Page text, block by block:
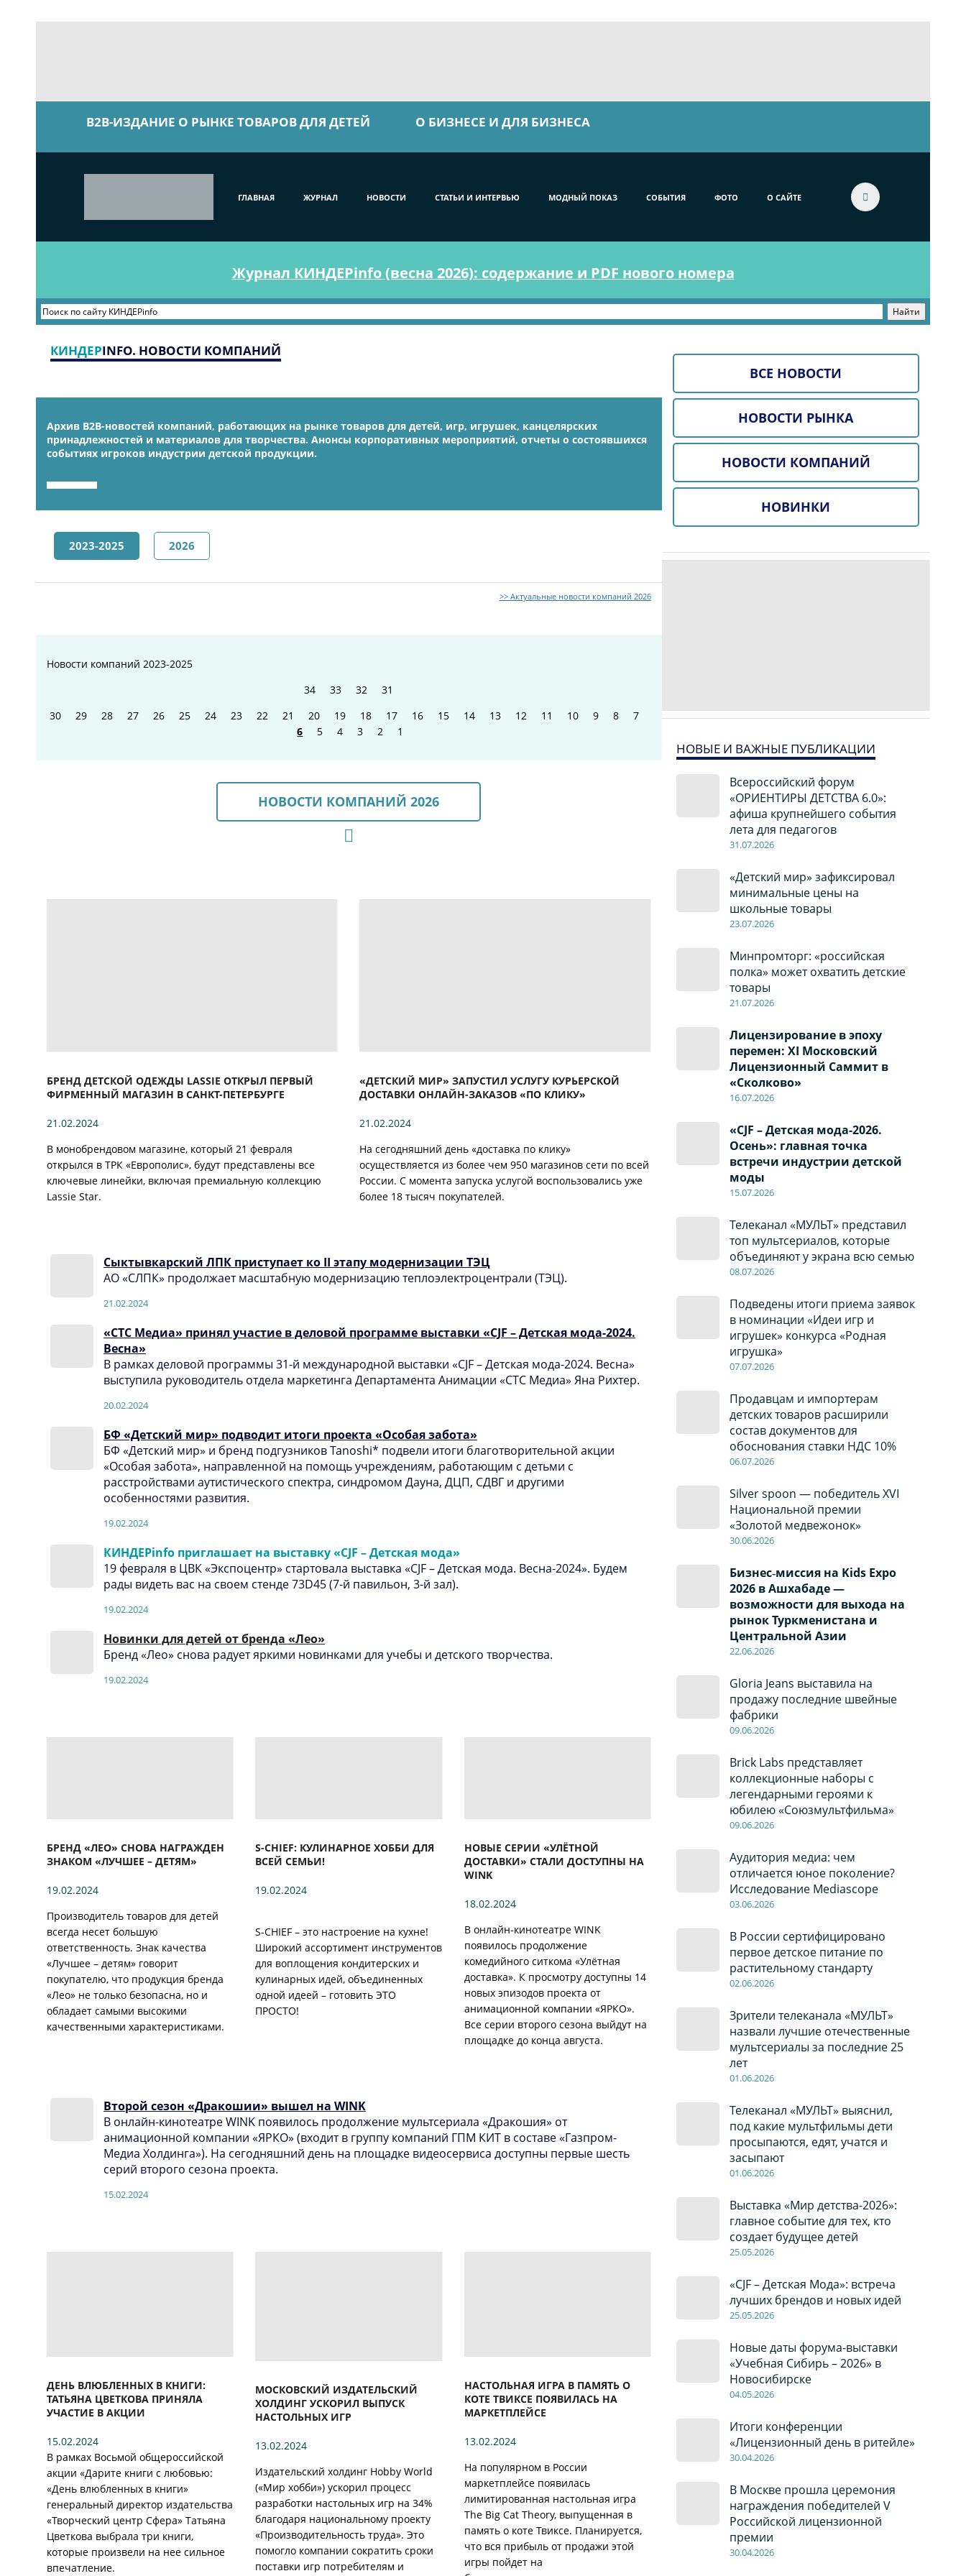
B2B-ИЗДАНИЕ О РЫНКЕ ТОВАРОВ ДЛЯ ДЕТЕЙ О БИЗНЕСЕ И ДЛЯ БИЗНЕСА
ГЛАВНАЯ ЖУРНАЛ НОВОСТИ СТАТЬИ И ИНТЕРВЬЮ МОДНЫЙ ПОКАЗ СОБЫТИЯ ФОТО О САЙТЕ
Журнал КИНДЕРinfo (весна 2026): содержание и PDF нового номера
ВСЕ НОВОСТИ
НОВОСТИ РЫНКА
НОВОСТИ КОМПАНИЙ
НОВИНКИ
НОВЫЕ И ВАЖНЫЕ ПУБЛИКАЦИИ
Всероссийский форум
«ОРИЕНТИРЫ ДЕТСТВА 6.0»:
афиша крупнейшего события
лета для педагогов
31.07.2026
«Детский мир» зафиксировал
минимальные цены на
школьные товары
23.07.2026
Минпромторг: «российская
полка» может охватить детские
товары
21.07.2026
Лицензирование в эпоху
перемен: XI Московский
Лицензионный Саммит в
«Сколково»
16.07.2026
«CJF – Детская мода-2026.
Осень»: главная точка
встречи индустрии детской
моды
15.07.2026
Телеканал «МУЛЬТ» представил
топ мультсериалов, которые
объединяют у экрана всю семью
08.07.2026
Подведены итоги приема заявок
в номинации «Идеи игр и
игрушек» конкурса «Родная
игрушка»
07.07.2026
Продавцам и импортерам
детских товаров расширили
состав документов для
обоснования ставки НДС 10%
06.07.2026
Silver spoon — победитель XVI
Национальной премии
«Золотой медвежонок»
30.06.2026
Бизнес‑миссия на Kids Expo
2026 в Ашхабаде —
возможности для выхода на
рынок Туркменистана и
Центральной Азии
22.06.2026
Gloria Jeans выставила на
продажу последние швейные
фабрики
09.06.2026
Brick Labs представляет
коллекционные наборы с
легендарными героями к
юбилею «Союзмультфильма»
09.06.2026
Аудитория медиа: чем
отличается юное поколение?
Исследование Mediascope
03.06.2026
В России сертифицировано
первое детское питание по
растительному стандарту
02.06.2026
Зрители телеканала «МУЛЬТ»
назвали лучшие отечественные
мультсериалы за последние 25
лет
01.06.2026
Телеканал «МУЛЬТ» выяснил,
под какие мультфильмы дети
просыпаются, едят, учатся и
засыпают
01.06.2026
Выставка «Мир детства-2026»:
главное событие для тех, кто
создает будущее детей
25.05.2026
«CJF – Детская Мода»: встреча
лучших брендов и новых идей
25.05.2026
Новые даты форума-выставки
«Учебная Сибирь – 2026» в
Новосибирске
04.05.2026
Итоги конференции
«Лицензионный день в ритейле»
30.04.2026
В Москве прошла церемония
награждения победителей V
Российской лицензионной
премии
30.04.2026
КИНДЕРINFO. НОВОСТИ КОМПАНИЙ
Архив B2B-новостей компаний, работающих на рынке товаров для детей, игр, игрушек, канцелярских
принадлежностей и материалов для творчества. Анонсы корпоративных мероприятий, отчеты о состоявшихся
событиях игроков индустрии детской продукции.
2023-2025 2026
>> Актуальные новости компаний 2026
Новости компаний2023-2025
34
33 32
31
30
29 28 27 26 25 24 23 22 21 20 19 18 17 16 15 14 13 12 11 10 9 8
7
6
5 4 3 2 1
НОВОСТИ КОМПАНИЙ 2026
БРЕНД ДЕТСКОЙ ОДЕЖДЫ LASSIE ОТКРЫЛ ПЕРВЫЙ
ФИРМЕННЫЙ МАГАЗИН В САНКТ-ПЕТЕРБУРГЕ
21.02.2024
В монобрендовом магазине, который 21 февраля
открылся в ТРК «Европолис», будут представлены все
ключевые линейки, включая премиальную коллекцию
Lassie Star.
«ДЕТСКИЙ МИР» ЗАПУСТИЛ УСЛУГУ КУРЬЕРСКОЙ
ДОСТАВКИ ОНЛАЙН-ЗАКАЗОВ «ПО КЛИКУ»
21.02.2024
На сегодняшний день «доставка по клику»
осуществляется из более чем 950 магазинов сети по всей
России. С момента запуска услугой воспользовались уже
более 18 тысяч покупателей.
Сыктывкарский ЛПК приступает ко II этапу модернизации ТЭЦ
АО «СЛПК» продолжает масштабную модернизацию теплоэлектроцентрали (ТЭЦ).
21.02.2024
«СТС Медиа» принял участие в деловой программе выставки «CJF – Детская мода-2024.
Весна»
В рамках деловой программы 31-й международной выставки «CJF – Детская мода-2024. Весна»
выступила руководитель отдела маркетинга Департамента Анимации «СТС Медиа» Яна Рихтер.
20.02.2024
БФ «Детский мир» подводит итоги проекта «Особая забота»
БФ «Детский мир» и бренд подгузников Tanoshi* подвели итоги благотворительной акции
«Особая забота», направленной на помощь учреждениям, работающим с детьми с
расстройствами аутистического спектра, синдромом Дауна, ДЦП, СДВГ и другими
особенностями развития.
19.02.2024
КИНДЕРinfo приглашает на выставку «CJF – Детская мода»
19 февраля в ЦВК «Экспоцентр» стартовала выставка «CJF – Детская мода. Весна-2024». Будем
рады видеть вас на своем стенде 73D45 (7-й павильон, 3-й зал).
19.02.2024
Новинки для детей от бренда «Лео»
Бренд «Лео» снова радует яркими новинками для учебы и детского творчества.
19.02.2024
БРЕНД «ЛЕО» СНОВА НАГРАЖДЕН
ЗНАКОМ «ЛУЧШЕЕ – ДЕТЯМ»
19.02.2024
Производитель товаров для детей
всегда несет большую
ответственность. Знак качества
«Лучшее – детям» говорит
покупателю, что продукция бренда
«Лео» не только безопасна, но и
обладает самыми высокими
качественными характеристиками.
S-CHIEF: КУЛИНАРНОЕ ХОББИ ДЛЯ
ВСЕЙ СЕМЬИ!
19.02.2024
S-CHIEF – это настроение на кухне!
Широкий ассортимент инструментов
для воплощения кондитерских и
кулинарных идей, объединенных
одной идеей – готовить ЭТО
ПРОСТО!
НОВЫЕ СЕРИИ «УЛЁТНОЙ
ДОСТАВКИ» СТАЛИ ДОСТУПНЫ НА
WINK
18.02.2024
В онлайн-кинотеатре WINK
появилось продолжение
комедийного ситкома «Улётная
доставка». К просмотру доступны 14
новых эпизодов проекта от
анимационной компании «ЯРКО».
Все серии второго сезона выйдут на
площадке до конца августа.
Второй сезон «Дракошии» вышел на WINK
В онлайн-кинотеатре WINK появилось продолжение мультсериала «Дракошия» от
анимационной компании «ЯРКО» (входит в группу компаний ГПМ КИТ в составе «Газпром-
Медиа Холдинга»). На сегодняшний день на площадке видеосервиса доступны первые шесть
серий второго сезона проекта.
15.02.2024
ДЕНЬ ВЛЮБЛЕННЫХ В КНИГИ:
ТАТЬЯНА ЦВЕТКОВА ПРИНЯЛА
УЧАСТИЕ В АКЦИИ
15.02.2024
В рамках Восьмой общероссийской
акции «Дарите книги с любовью:
«День влюбленных в книги»
генеральный директор издательства
«Творческий центр Сфера» Татьяна
Цветкова выбрала три книги,
которые произвели на нее сильное
впечатление.
МОСКОВСКИЙ ИЗДАТЕЛЬСКИЙ
ХОЛДИНГ УСКОРИЛ ВЫПУСК
НАСТОЛЬНЫХ ИГР
13.02.2024
Издательский холдинг Hobby World
(«Мир хобби») ускорил процесс
разработки настольных игр на 34%
благодаря национальному проекту
«Производительность труда». Это
помогло компании сократить сроки
поставки игр потребителям и
НАСТОЛЬНАЯ ИГРА В ПАМЯТЬ О
КОТЕ ТВИКСЕ ПОЯВИЛАСЬ НА
МАРКЕТПЛЕЙСЕ
13.02.2024
На популярном в России
маркетплейсе появилась
лимитированная настольная игра
The Big Cat Theory, выпущенная в
память о коте Твиксе. Планируется,
что вся прибыль от продажи этой
игры пойдет на